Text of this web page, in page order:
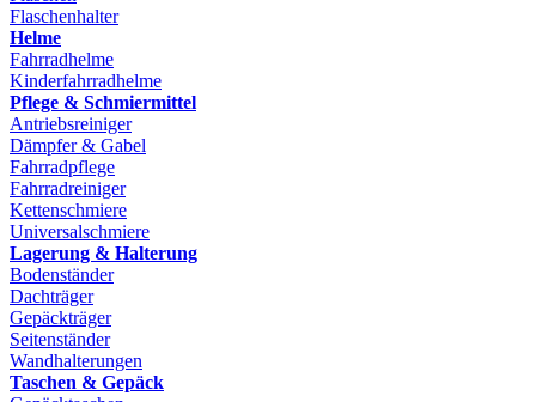
Flaschenhalter
Helme
Fahrradhelme
Kinderfahrradhelme
Pflege & Schmiermittel
Antriebsreiniger
Dämpfer & Gabel
Fahrradpflege
Fahrradreiniger
Kettenschmiere
Universalschmiere
Lagerung & Halterung
Bodenständer
Dachträger
Gepäckträger
Seitenständer
Wandhalterungen
Taschen & Gepäck